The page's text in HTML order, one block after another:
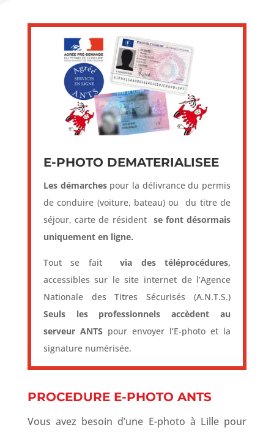
E-PHOTO DEMATERIALISEE
Les démarchespour la délivrance du permis
de conduire (voiture, bateau) ou du titre de
séjour, carte de résident se font désormais
uniquement en ligne.
Tout se faitvia des téléprocédures,
accessibles sur le site internet de l’Agence
Nationale des Titres Sécurisés (A.N.T.S.)
Seuls les professionnels accèdent au
serveur ANTS pour envoyer l’E-photo et la
signature numérisée.
PROCEDURE E-PHOTO ANTS
Vous avez besoin d’une E-photo à Lille pour